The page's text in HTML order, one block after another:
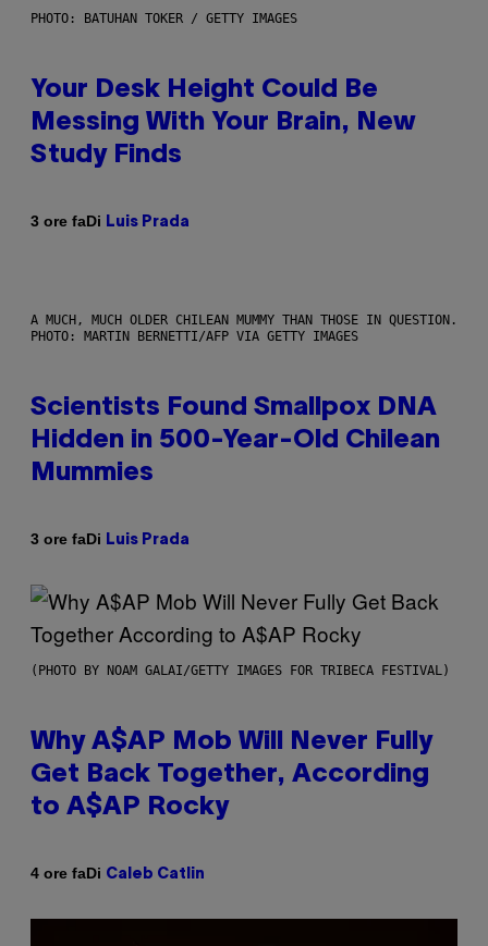
PHOTO: BATUHAN TOKER / GETTY IMAGES
Your Desk Height Could Be
Messing With Your Brain, New
Study Finds
3 ore faDi Luis Prada
A MUCH, MUCH OLDER CHILEAN MUMMY THAN THOSE IN QUESTION.
PHOTO: MARTIN BERNETTI/AFP VIA GETTY IMAGES
Scientists Found Smallpox DNA
Hidden in 500-Year-Old Chilean
Mummies
3 ore faDi Luis Prada
(PHOTO BY NOAM GALAI/GETTY IMAGES FOR TRIBECA FESTIVAL)
Why A$AP Mob Will Never Fully
Get Back Together, According
to A$AP Rocky
4 ore faDi Caleb Catlin